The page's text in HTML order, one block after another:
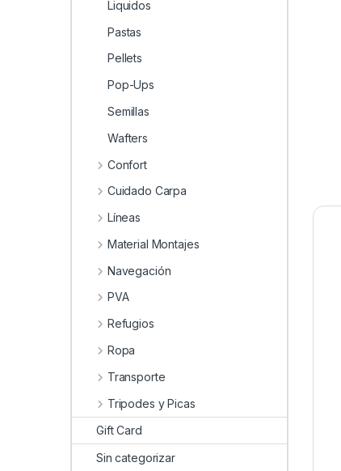
Liquidos
Pastas
Pellets
Pop-Ups
Semillas
Wafters
Confort
Cuidado Carpa
Líneas
Material Montajes
Navegación
PVA
Refugios
Ropa
Transporte
Tripodes y Picas
Gift Card
Sin categorizar